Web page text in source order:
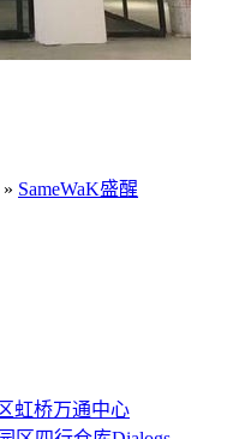
» SameWaK盛醒
虹桥万通中心